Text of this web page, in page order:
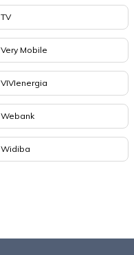
TV
Very Mobile
VIVIenergia
Webank
Widiba